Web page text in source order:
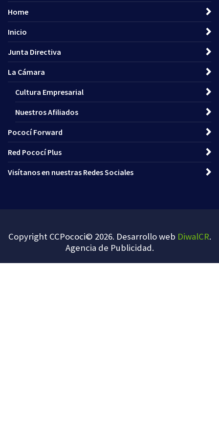
Home
Inicio
Junta Directiva
La Cámara
Cultura Empresarial
Nuestros Afiliados
Pococí Forward
Red Pococí Plus
Visítanos en nuestras Redes Sociales
Copyright CCPococi© 2026. Desarrollo web DiwalCR.
Agencia de Publicidad.